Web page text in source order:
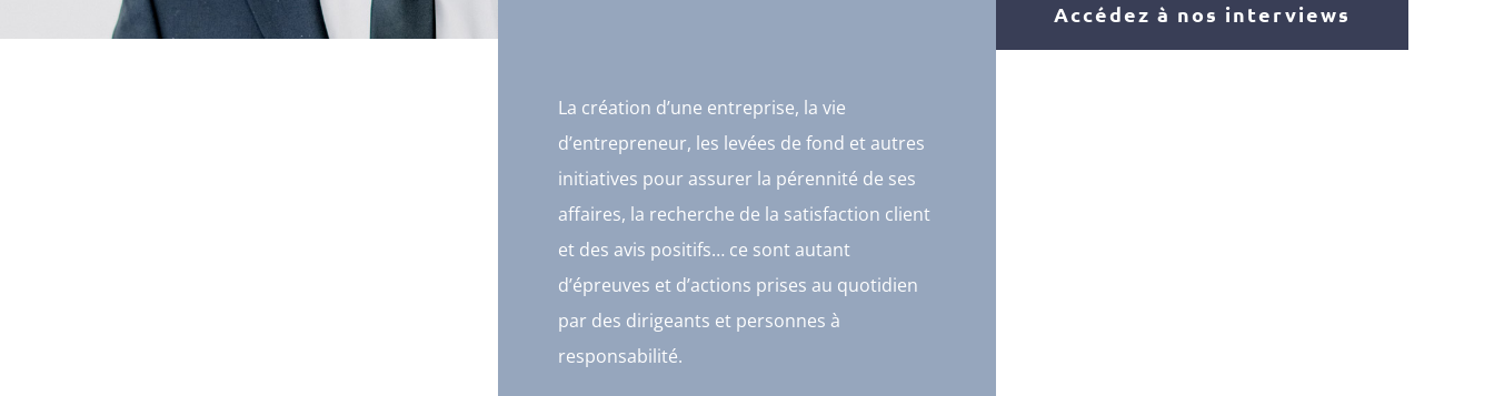
La création d’une entreprise, la vie
d’entrepreneur, les levées de fond et autres
initiatives pour assurer la pérennité de ses
affaires, la recherche de la satisfaction client
et des avis positifs… ce sont autant
d’épreuves et d’actions prises au quotidien
par des dirigeants et personnes à
responsabilité.
Accédez à nos interviews